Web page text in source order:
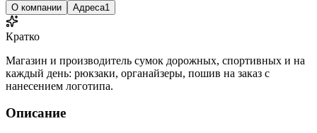
О компании Адреса1
Кратко
Магазин и производитель сумок дорожных, спортивных и на
каждый день: рюкзаки, органайзеры, пошив на заказ с
нанесением логотипа.
Описание